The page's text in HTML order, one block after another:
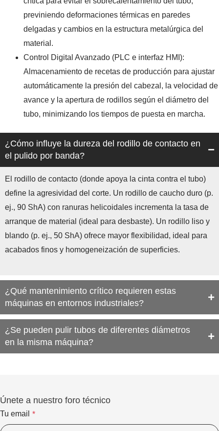
previniendo deformaciones térmicas en paredes
delgadas y cambios en la estructura metalúrgica del
material.
Control Digital Avanzado (PLC e interfaz HMI):
Almacenamiento de recetas de producción para ajustar
automáticamente la presión del cabezal, la velocidad de
avance y la apertura de rodillos según el diámetro del
tubo, minimizando los tiempos de puesta en marcha.
¿Cómo influye la dureza del rodillo de contacto en
el pulido por banda?
El rodillo de contacto (donde apoya la cinta contra el tubo)
define la agresividad del corte. Un rodillo de caucho duro (p.
ej., 90 ShA) con ranuras helicoidales incrementa la tasa de
arranque de material (ideal para desbaste). Un rodillo liso y
blando (p. ej., 50 ShA) ofrece mayor flexibilidad, ideal para
acabados finos y homogeneización de superficies.
¿Qué mantenimiento crítico requieren estas
máquinas en entornos industriales?
¿Se pueden pulir tubos de diferentes diámetros
en la misma máquina?
Únete a nuestro foro técnico
Tu email *